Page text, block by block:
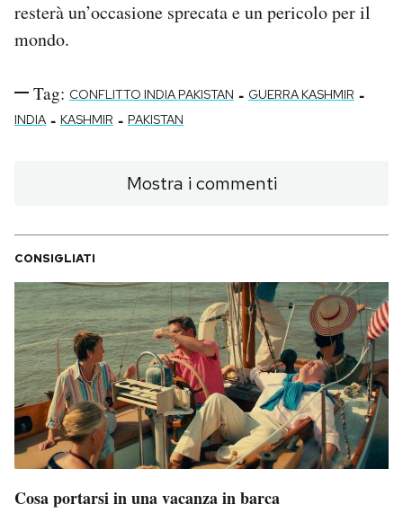
resterà un’occasione sprecata e un pericolo per il
mondo.
Tag: CONFLITTO INDIA PAKISTAN - GUERRA KASHMIR -
INDIA - KASHMIR - PAKISTAN
Mostra i commenti
CONSIGLIATI
Cosa portarsi in una vacanza in barca